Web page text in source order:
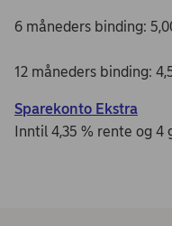
6 måneders binding:
12 måneders binding:
Sparekonto Ekstra
Inntil 4,35 % rente og 4